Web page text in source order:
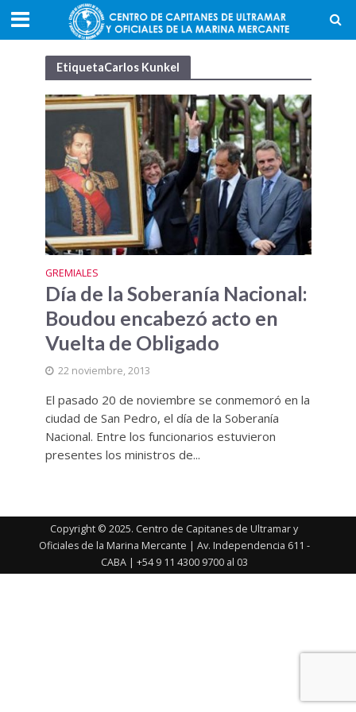
EtiquetaCarlos Kunkel
GREMIALES
Día de la Soberanía Nacional:
Boudou encabezó acto en
Vuelta de Obligado
22 noviembre, 2013
El pasado 20 de noviembre se conmemoró en la
ciudad de San Pedro, el día de la Soberanía
Nacional. Entre los funcionarios estuvieron
presentes los ministros de...
Copyright © 2025. Centro de Capitanes de Ultramar y
Oficiales de la Marina Mercante | Av. Independencia 611 -
CABA | +54 9 11 4300 9700 al 03